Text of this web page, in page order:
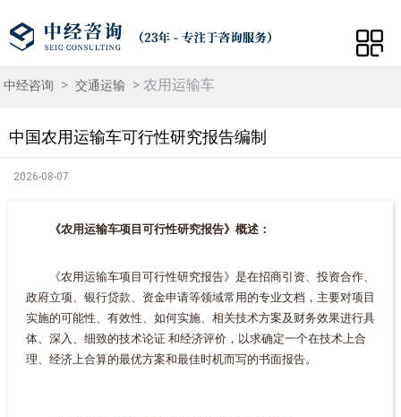
中经咨询 > 交通运输 > 农用运输车
中国农用运输车可行性研究报告编制
2026-08-07
《农用运输车项目可行性研究报告》概述：
《农用运输车项目可行性研究报告》是在招商引资、投资合作、
政府立项、银行贷款、资金申请等领域常用的专业文档，主要对项目
实施的可能性、有效性、如何实施、相关技术方案及财务效果进行具
体、深入、细致的技术论证 和经济评价，以求确定一个在技术上合
理、经济上合算的最优方案和最佳时机而写的书面报告。